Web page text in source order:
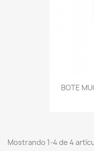
BOTE
Mostrando 1-4 de 4